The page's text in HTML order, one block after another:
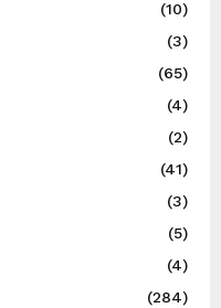
(10)
(3)
(65)
(4)
(2)
(41)
(3)
(5)
(4)
(284)